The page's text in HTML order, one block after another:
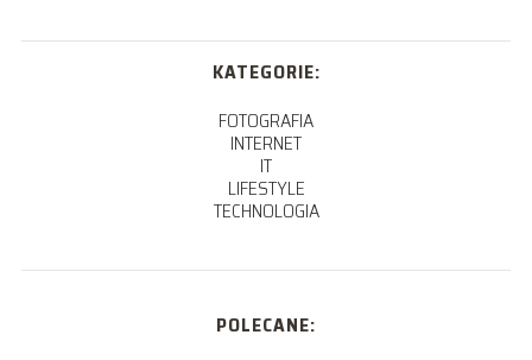
KATEGORIE:
FOTOGRAFIA
INTERNET
IT
LIFESTYLE
TECHNOLOGIA
POLECANE: